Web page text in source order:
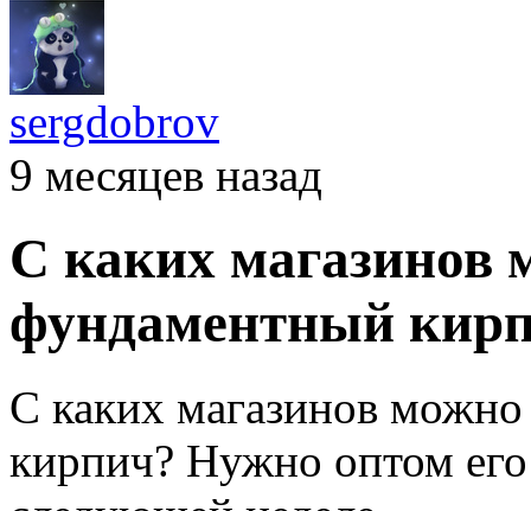
sergdobrov
9 месяцев назад
С каких магазинов
фундаментный
С каких магазинов
кирпич? Нужно оптом его